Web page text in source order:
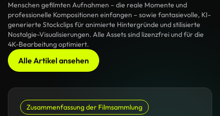
Menschen gefilmten Aufnahmen – die reale Momente und
professionelle Kompositionen einfangen – sowie fantasievolle, KI-
generierte Stockclips für animierte Hintergründe und stilisierte
Nostalgie-Visualisierungen. Alle Assets sind lizenzfrei und für die
4K-Bearbeitung optimiert.
Alle Artikel ansehen
Zusammenfassung der Filmsammlung